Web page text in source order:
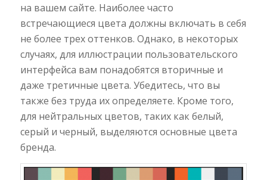
на вашем сайте. Наиболее часто
встречающиеся цвета должны включать в себя
не более трех оттенков. Однако, в некоторых
случаях, для иллюстрации пользовательского
интерфейса вам понадобятся вторичные и
даже третичные цвета. Убедитесь, что вы
также без труда их определяете. Кроме того,
для нейтральных цветов, таких как белый,
серый и черный, выделяются основные цвета
бренда.